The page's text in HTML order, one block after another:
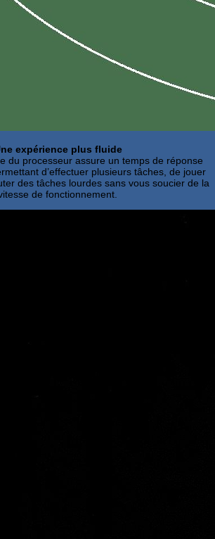
expérience plus fluide
du processeur assure un temps de réponse
d’effectuer plusieurs tâches, de jouer
des tâches lourdes sans vous soucier de la
de fonctionnement.